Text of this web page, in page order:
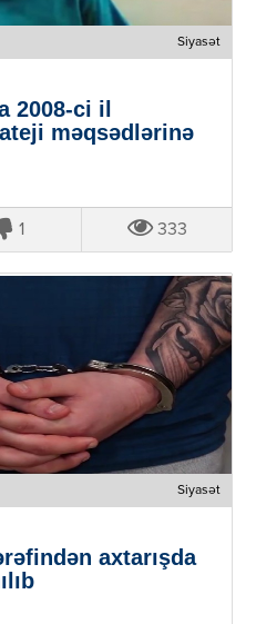
Siyasət
2008-ci il
məqsədlərinə
1 333
Siyasət
axtarışda